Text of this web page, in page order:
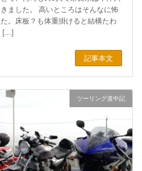
ました。 高いところはそんなに怖
。床板？も体重掛けると結構たわ
[…]
記事本文
ツーリング道中記